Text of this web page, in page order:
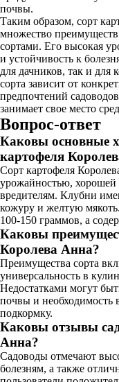
почвы.
Таким образом, сорт
множество
сортами. Его высокая
и устойчивость к
для дачников, так и
сорта зависит от
предпочтений
занимает свое место
Вопрос-ответ
Каковы основные
картофеля
Сорт картофеля
урожайностью, хорошей
вредителям. Клубни
кожуру и желтую
100-150 граммов, а
Каковы
Королева Анна?
Преимущества сорта
универсальность в
Недостатками могут
почвы и необходимость
подкормку.
Каковы отзывы
Анна?
Садоводы отмечают
болезням, а также